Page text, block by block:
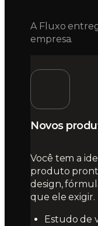
A Fluxo
empresa.
Novos
Você tem a
produto
design,
que ele exigir.
Estudo de